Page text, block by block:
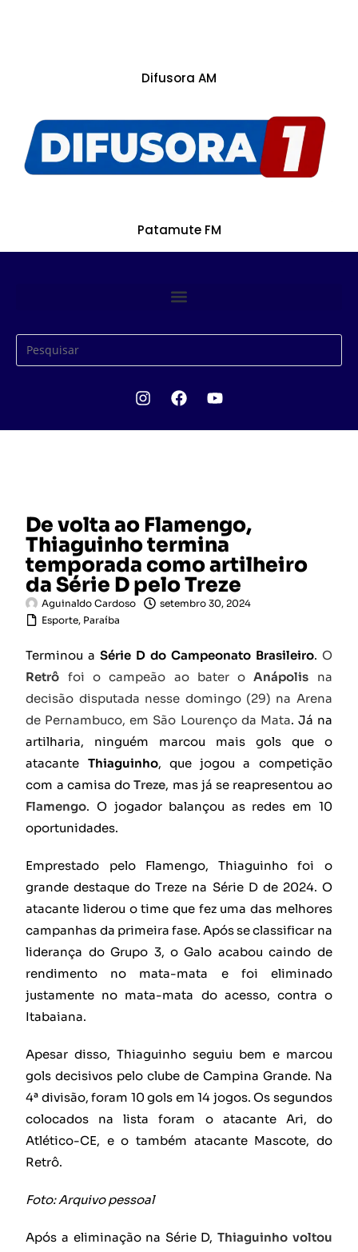
Difusora AM
Patamute FM
De volta ao Flamengo,
Thiaguinho termina
temporada como artilheiro
da Série D pelo Treze
Aguinaldo Cardoso
setembro 30, 2024
Esporte, Paraíba
Terminou aSérie D do Campeonato Brasileiro. O
Retrô foi o campeão ao bater oAnápolis na
decisão disputada nesse domingo (29) na Arena
de Pernambuco, em São Lourenço da Mata. Já na
artilharia, ninguém marcou mais gols que o
atacante Thiaguinho, que jogou a competição
com a camisa doTreze, mas já se reapresentou ao
Flamengo. O jogador balançou as redes em 10
oportunidades.
Emprestado pelo Flamengo, Thiaguinho foi o
grande destaque do Treze na Série D de 2024. O
atacante liderou o time que fez uma das melhores
campanhas da primeira fase. Após se classificar na
liderança do Grupo 3, o Galo acabou caindo de
rendimento no mata-mata e foi eliminado
justamente no mata-mata do acesso, contra o
Itabaiana.
Apesar disso, Thiaguinho seguiu bem e marcou
gols decisivos pelo clube de Campina Grande. Na
4ª divisão, foram 10 gols em 14 jogos. Os segundos
colocados na lista foram o atacante Ari, do
Atlético-CE, e o também atacante Mascote, do
Retrô.
Foto: Arquivo pessoal
Após a eliminação na Série D, Thiaguinho voltou